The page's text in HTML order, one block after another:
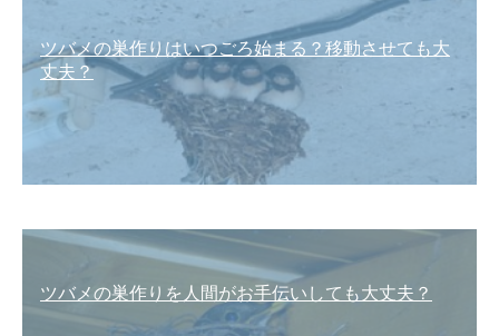
ツバメの巣作りはいつごろ始まる？移動させても大
丈夫？
ツバメの巣作りを人間がお手伝いしても大丈夫？